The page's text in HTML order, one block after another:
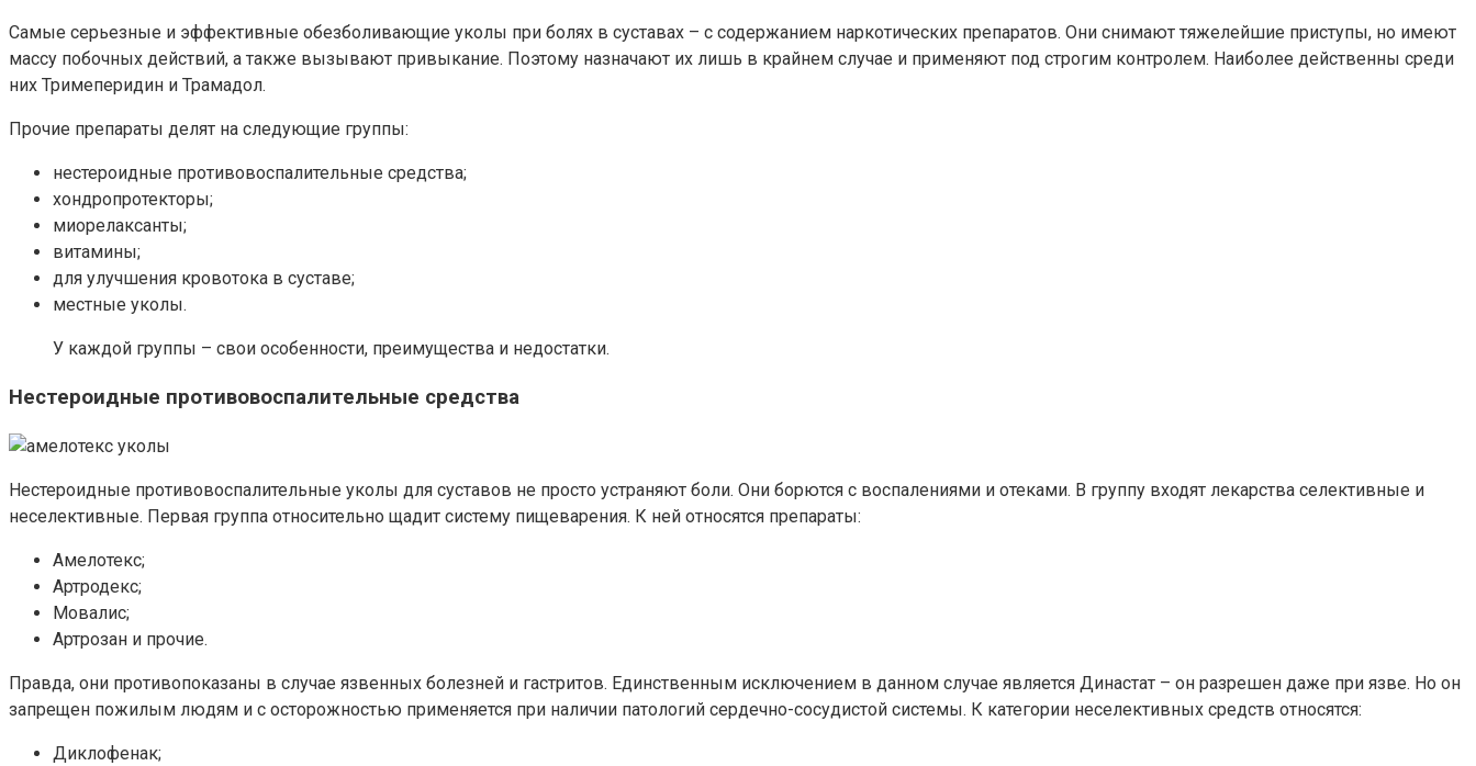
Самые серьезные и эффективные обезболивающие уколы при болях в суставах – с содержанием наркотических препаратов. Они снимают тяжелейшие приступы, но имеют
массу побочных действий, а также вызывают привыкание. Поэтому назначают их лишь в крайнем случае и применяют под строгим контролем. Наиболее действенны среди
них Тримеперидин и Трамадол.
Прочие препараты делят на следующие группы:
нестероидные противовоспалительные средства;
хондропротекторы;
миорелаксанты;
витамины;
для улучшения кровотока в суставе;
местные уколы.
У каждой группы – свои особенности, преимущества и недостатки.
Нестероидные противовоспалительные средства
Нестероидные противовоспалительные уколы для суставов не просто устраняют боли. Они борются с воспалениями и отеками. В группу входят лекарства селективные и
неселективные. Первая группа относительно щадит систему пищеварения. К ней относятся препараты:
Амелотекс;
Артродекс;
Мовалис;
Артрозан и прочие.
Правда, они противопоказаны в случае язвенных болезней и гастритов. Единственным исключением в данном случае является Династат – он разрешен даже при язве. Но он
запрещен пожилым людям и с осторожностью применяется при наличии патологий сердечно-сосудистой системы. К категории неселективных средств относятся:
Диклофенак;